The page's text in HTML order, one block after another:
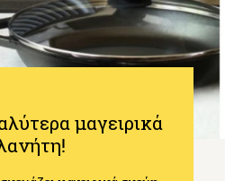
μαγειρικά